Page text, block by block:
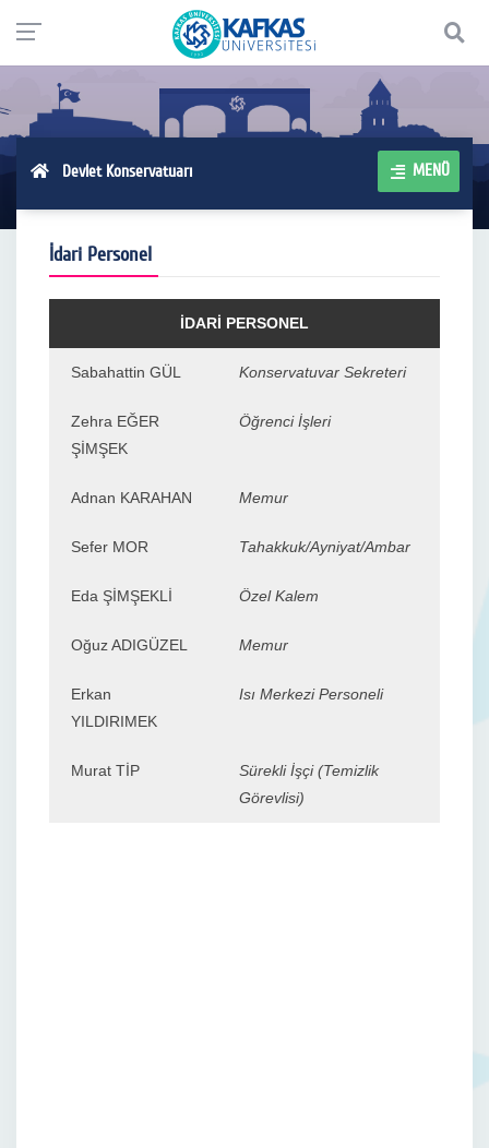
Devlet Konservatuarı MENÜ
İdari Personel
İDARİ PERSONEL
Sabahattin GÜL Konservatuvar Sekreteri
Zehra EĞER
ŞİMŞEK
Öğrenci İşleri
Adnan KARAHAN Memur
Sefer MOR Tahakkuk/Ayniyat/Ambar
Eda ŞİMŞEKLİ Özel Kalem
Oğuz ADIGÜZEL Memur
Erkan
YILDIRIMEK
Isı Merkezi Personeli
Murat TİP
Sürekli İşçi (Temizlik
Görevlisi)